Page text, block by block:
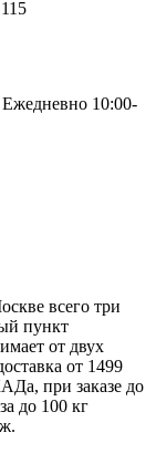
Ежедневно 10:00-
всего три
пункт
от двух
от 1499
при заказе до
до 100 кг